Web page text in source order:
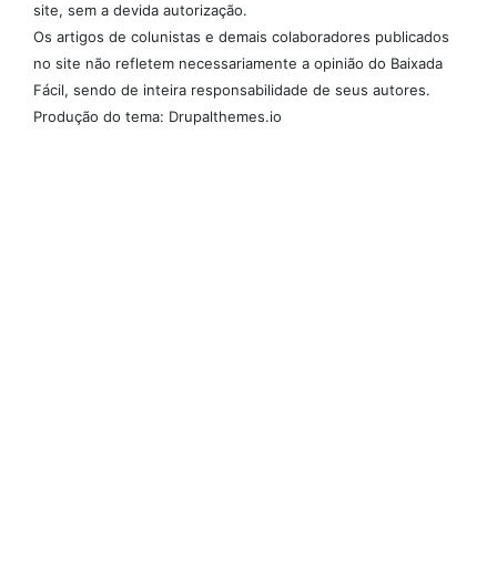
site, sem a devida autorização.
Os artigos de colunistas e demais colaboradores publicados
no site não refletem necessariamente a opinião do Baixada
Fácil, sendo de inteira responsabilidade de seus autores.
Produção do tema: Drupalthemes.io